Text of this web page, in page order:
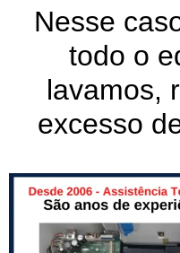
Nesse
todo o
lavamos,
excesso